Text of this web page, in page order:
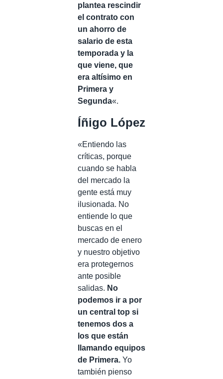
plantea rescindir
el contrato con
un ahorro de
salario de esta
temporada y la
que viene, que
era altísimo en
Primera y
Segunda«.
Íñigo López
«Entiendo las
críticas, porque
cuando se habla
del mercado la
gente está muy
ilusionada. No
entiende lo que
buscas en el
mercado de enero
y nuestro objetivo
era protegernos
ante posible
salidas. No
podemos ir a por
un central top si
tenemos dos a
los que están
llamando equipos
de Primera. Yo
también pienso